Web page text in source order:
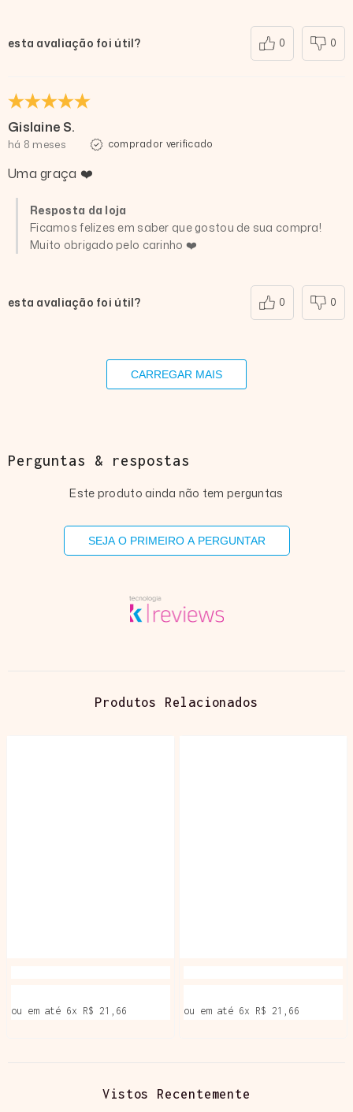
esta avaliação foi útil? 0 0
Gislaine S.
há 8 meses comprador verificado
Uma graça ❤️
Resposta da loja
Ficamos felizes em saber que gostou de sua compra!
Muito obrigado pelo carinho ❤️
esta avaliação foi útil? 0 0
CARREGAR MAIS
Perguntas & respostas
Este produto ainda não tem perguntas
SEJA O PRIMEIRO A PERGUNTAR
Produtos Relacionados
ou em até 6x R$ 21,66 ou em até 6x R$ 21,66
Vistos Recentemente